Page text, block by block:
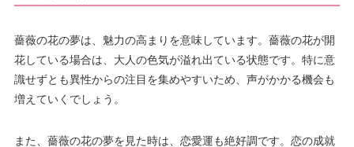
薔薇の花の夢は、魅力の高まりを意味しています。薔薇の花が開
花している場合は、大人の色気が溢れ出ている状態です。特に意
識せずとも異性からの注目を集めやすいため、声がかかる機会も
増えていくでしょう。
また、薔薇の花の夢を見た時は、恋愛運も絶好調です。恋の成就